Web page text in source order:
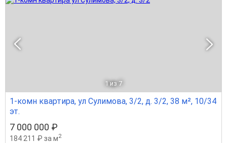
1 из 7
1-комн квартира, ул Сулимова, 3/2, д. 3/2, 38 м², 10/34
эт.
7 000 000 ₽
184 211 ₽ за м2